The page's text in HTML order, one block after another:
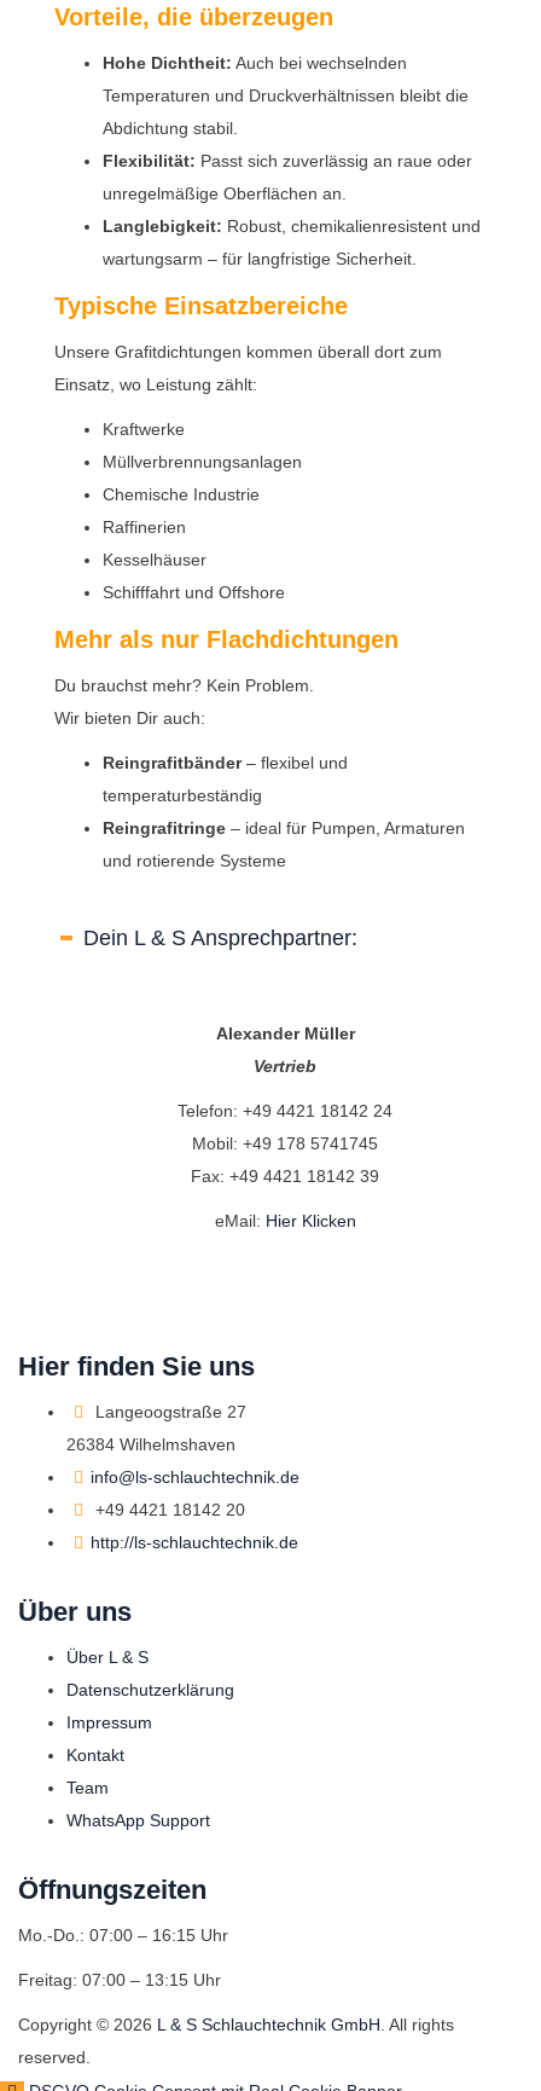
Vorteile, die überzeugen
Hohe Dichtheit: Auch bei wechselnden
Temperaturen und Druckverhältnissen bleibt die
Abdichtung stabil.
Flexibilität: Passt sich zuverlässig an raue oder
unregelmäßige Oberflächen an.
Langlebigkeit: Robust, chemikalienresistent und
wartungsarm – für langfristige Sicherheit.
Typische Einsatzbereiche
Unsere Grafitdichtungen kommen überall dort zum
Einsatz, wo Leistung zählt:
Kraftwerke
Müllverbrennungsanlagen
Chemische Industrie
Raffinerien
Kesselhäuser
Schifffahrt und Offshore
Mehr als nur Flachdichtungen
Du brauchst mehr? Kein Problem.
Wir bieten Dir auch:
Reingrafitbänder– flexibel und
temperaturbeständig
Reingrafitringe – ideal für Pumpen, Armaturen
und rotierende Systeme
Dein L & S Ansprechpartner:
Alexander Müller
Vertrieb
Telefon: +49 4421 18142 24
Mobil: +49 178 5741745
Fax: +49 4421 18142 39
eMail: Hier Klicken
Hier finden Sie uns
Langeoogstraße 27
26384 Wilhelmshaven
info@ls-schlauchtechnik.de
+49 4421 18142 20
http://ls-schlauchtechnik.de
Über uns
Über L & S
Datenschutzerklärung
Impressum
Kontakt
Team
WhatsApp Support
Öffnungszeiten
Mo.-Do.: 07:00 – 16:15 Uhr
Freitag: 07:00 – 13:15 Uhr
Copyright © 2026 L & S Schlauchtechnik GmbH . All rights
reserved.